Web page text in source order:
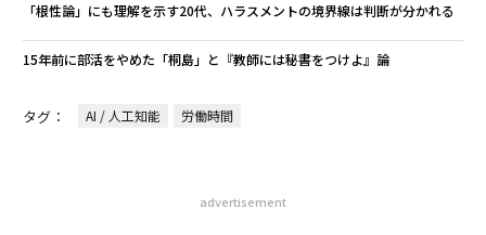
「根性論」にも理解を示す20代、ハラスメントの境界線は判断が分かれる
15年前に部活をやめた「桐島」と『教師には秘書をつけよ』論
タグ： AI / 人工知能 労働時間
advertisement